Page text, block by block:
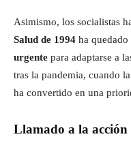
Asimismo, los socialistas
Salud de 1994 ha quedado
urgente para adaptarse a
tras la pandemia, cuando
ha convertido en una
Llamado a la